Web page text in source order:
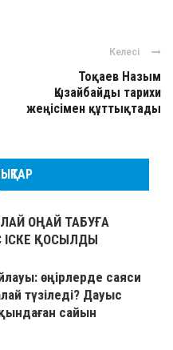
Келесі
Тоқаев Назым
Қызайбайды тарихи
жеңісімен құттықтады
ОҢАЙ ТАБУҒА
ІСКЕ ҚОСЫЛДЫ
өңірлерде саяси
түзіледі? Дауыс
сайын